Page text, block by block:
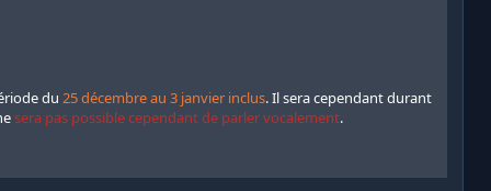
du 25 décembre au 3 janvier inclus. Il sera cependant durant
sera pas possible cependant de parler vocalement.